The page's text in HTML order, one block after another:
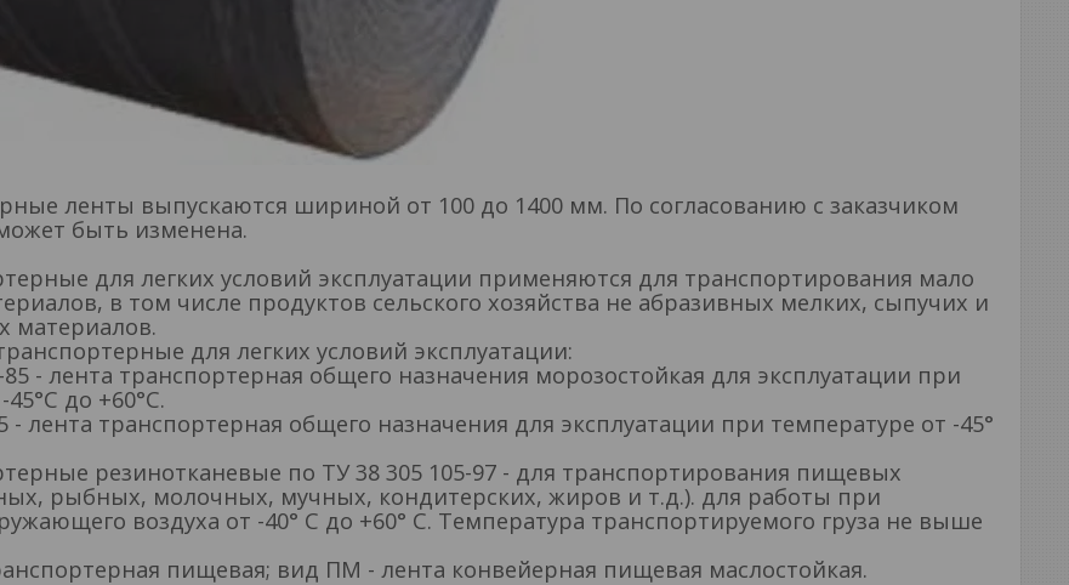
ленты выпускаются шириной от 100 до 1400 мм. По согласованию с заказчиком
быть изменена.
для легких условий эксплуатации применяются для транспортирования мало
в том числе продуктов сельского хозяйства не абразивных мелких, сыпучих и
материалов.
для легких условий эксплуатации:
- лента транспортерная общего назначения морозостойкая для эксплуатации при
до +60°С.
- лента транспортерная общего назначения для эксплуатации при температуре от -45°
резинотканевые по ТУ 38 305 105-97 - для транспортирования пищевых
рыбных, молочных, мучных, кондитерских, жиров и т.д.). для работы при
воздуха от -40° С до +60° С. Температура транспортируемого груза не выше
пищевая; вид ПМ - лента конвейерная пищевая маслостойкая.